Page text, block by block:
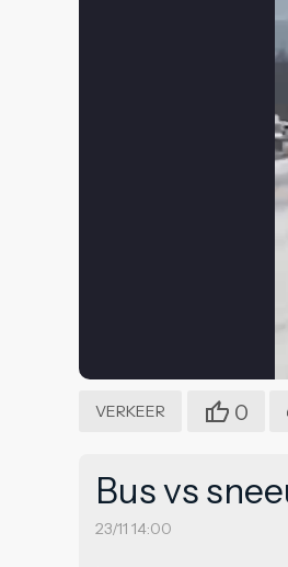
VERKEER 0
Bus vs
23/11 14:00